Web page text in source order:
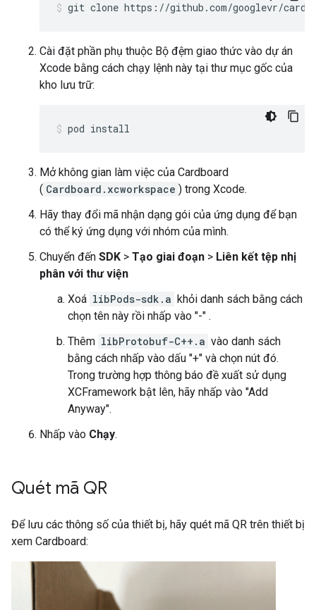
git clone https://github.com/googlevr/
Cài đặt phần phụ thuộc Bộ đệm giao thức vào dự án
Xcode bằng cách chạy lệnh này tại thư mục gốc của
kho lưu trữ:
pod install
Mở không gian làm việc của Cardboard
( Cardboard.xcworkspace ) trong Xcode.
Hãy thay đổi mã nhận dạng gói của ứng dụng để bạn
có thể ký ứng dụng với nhóm của mình.
Chuyển đến SDK > Tạo giai đoạn > Liên kết tệp nhị
phân với thư viện
Xoá libPods-sdk.a khỏi danh sách bằng cách
chọn tên này rồi nhấp vào "-" .
Thêm libProtobuf-C++.a vào danh sách
bằng cách nhấp vào dấu "+" và chọn nút đó.
Trong trường hợp thông báo đề xuất sử dụng
XCFramework bật lên, hãy nhấp vào "Add
Anyway".
Nhấp vào Chạy.
Quét mã QR
Để lưu các thông số của thiết bị, hãy quét mã QR trên thiết bị
xem Cardboard: